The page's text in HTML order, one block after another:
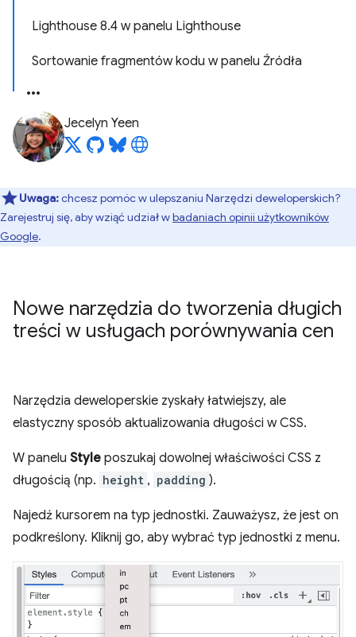
Lighthouse 8.4 w panelu Lighthouse
Sortowanie fragmentów kodu w panelu Źródła
Jecelyn Yeen
Uwaga:chcesz pomóc w ulepszaniu Narzędzi deweloperskich?
Zarejestruj się, aby wziąć udział wbadaniach opinii użytkowników
Google.
Nowe narzędzia do tworzenia długich
treści w usługach porównywania cen
Narzędzia deweloperskie zyskały łatwiejszy, ale
elastyczny sposób aktualizowania długości w CSS.
W panelu Style poszukaj dowolnej właściwości CSS z
długością (np. height , padding ).
Najedź kursorem na typ jednostki. Zauważysz, że jest on
podkreślony. Kliknij go, aby wybrać typ jednostki z menu.